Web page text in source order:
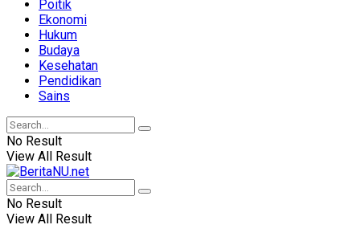
Poitik
Ekonomi
Hukum
Budaya
Kesehatan
Pendidikan
Sains
No Result
View All Result
No Result
View All Result